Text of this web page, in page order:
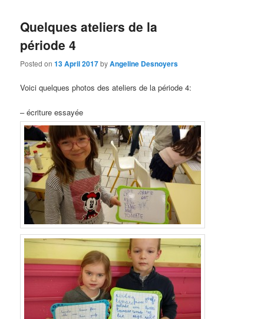
Quelques ateliers de la
période 4
Posted on13 April 2017byAngeline Desnoyers
Voici quelques photos des ateliers de la période 4:
– écriture essayée